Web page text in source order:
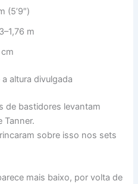
(5’9″)
m
altura divulgada
de bastidores levantam
Tanner.
sobre isso nos sets
mais baixo, por volta de